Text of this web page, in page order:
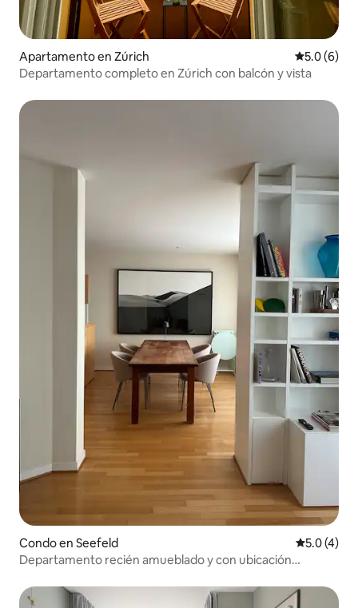
Apartamento en Zúrich
5.0 (6)
Departamento completo en Zúrich con balcón y vista
Condo en Seefeld
5.0 (4)
Departamento recién amueblado y con ubicación